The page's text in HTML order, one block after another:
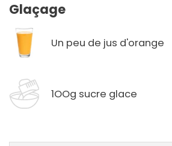
Glaçage
Un peu de jus d'orange
1OOg sucre glace